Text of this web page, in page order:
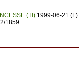
(TI) 1999-06-21 (F)
1859